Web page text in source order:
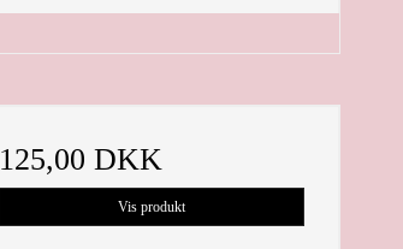
125,00 DKK
Vis produkt